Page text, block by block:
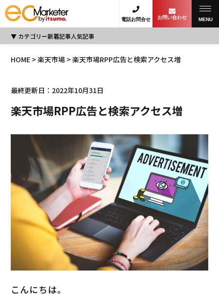
電話お問合せ お問い合わせ MENU
カテゴリー新着記事人気記事
HOME >楽天市場 > 楽天市場RPP広告と検索アクセス増
最終更新日：2022年10月31日
楽天市場RPP広告と検索アクセス増
こんにちは。